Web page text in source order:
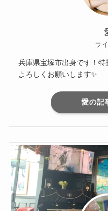
ラ
兵庫県宝塚市出身です！
よろしくお願いします✨
愛の記